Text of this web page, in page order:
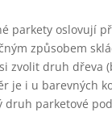
parkety oslovují
způsobem
zvolit druh dřeva
je i u barevných
druh parketové